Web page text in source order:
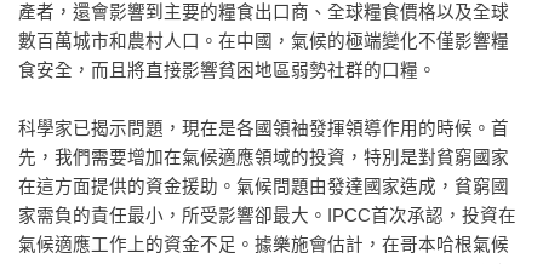
產者，還會影響到主要的糧食出口商、全球糧食價格以及全球
數百萬城市和農村人口。在中國，氣候的極端變化不僅影響糧
食安全，而且將直接影響貧困地區弱勢社群的口糧。
科學家已揭示問題，現在是各國領袖發揮領導作用的時候。首
先，我們需要增加在氣候適應領域的投資，特別是對貧窮國家
在這方面提供的資金援助。氣候問題由發達國家造成，貧窮國
家需負的責任最小，所受影響卻最大。IPCC首次承認，投資在
氣候適應工作上的資金不足。據樂施會估計，在哥本哈根氣候